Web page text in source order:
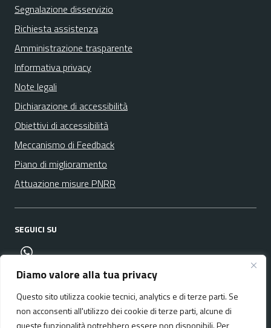
Diamo valore alla tua privacy
Questo sito utilizza cookie tecnici, analytics e di terze parti. Se
non acconsenti all'utilizzo dei cookie di terze parti, alcune di
queste funzionalità potrebbero essere non disponibili. Per
Segnalazione disservizio
Richiesta assistenza
Amministrazione trasparente
Informativa privacy
Note legali
Dichiarazione di accessibilità
Obiettivi di accessibilità
Meccanismo di Feedback
Piano di miglioramento
Attuazione misure PNRR
SEGUICI SU
canale whatsapp
Media policy Mappa del sito